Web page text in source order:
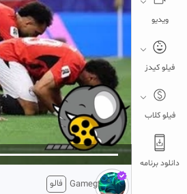
ویدیو
فیلو کیدز
فیلو کلاب
دانلود برنامه
5
تبلیغ 1 از 2
Gamegt فالو